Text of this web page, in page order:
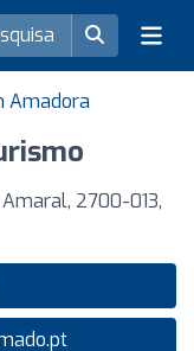
Amadora
2700-013,